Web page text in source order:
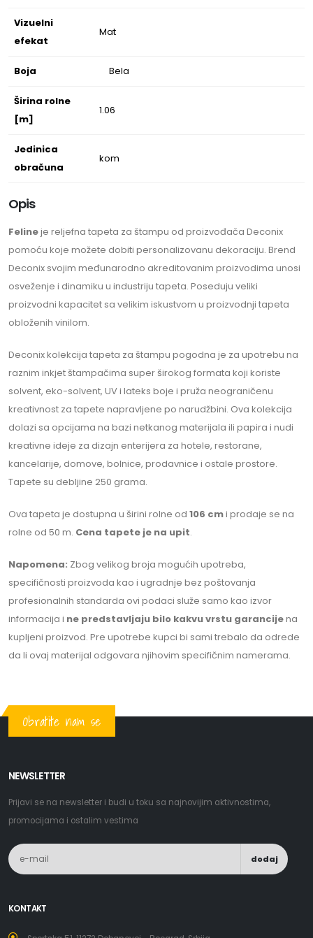
Vizuelni
efekat
Mat
Boja Bela
Širina rolne
[m]
1.06
Jedinica
obračuna
kom
Opis
Felineje reljefna tapeta za štampu od proizvođača Deconix
pomoću koje možete dobiti personalizovanu dekoraciju. Brend
Deconix svojim međunarodno akreditovanim proizvodima unosi
osveženje i dinamiku u industriju tapeta. Poseduju veliki
proizvodni kapacitet sa velikim iskustvom u proizvodnji tapeta
obloženih vinilom.
Deconix kolekcija tapeta za štampu pogodna je za upotrebu na
raznim inkjet štampačima super širokog formata koji koriste
solvent, eko-solvent, UV i lateks boje i pruža neograničenu
kreativnost za tapete napravljene po narudžbini. Ova kolekcija
dolazi sa opcijama na bazi netkanog materijala ili papira i nudi
kreativne ideje za dizajn enterijera za hotele, restorane,
kancelarije, domove, bolnice, prodavnice i ostale prostore.
Tapete su debljine 250 grama.
Ova tapeta je dostupna u širini rolne od 106 cmi prodaje se na
rolne od 50 m. Cena tapete je na upit.
Napomena: Zbog velikog broja mogućih upotreba,
specifičnosti proizvoda kao i ugradnje bez poštovanja
profesionalnih standarda ovi podaci služe samo kao izvor
informacija i ne predstavljaju bilo kakvu vrstu garancijena
kupljeni proizvod. Pre upotrebe kupci bi sami trebalo da odrede
da li ovaj materijal odgovara njihovim specifičnim namerama.
Obratite nam se
NEWSLETTER
Prijavi se na newsletter i budi u toku sa najnovijim aktivnostima,
promocijama i ostalim vestima
dodaj
KONTAKT